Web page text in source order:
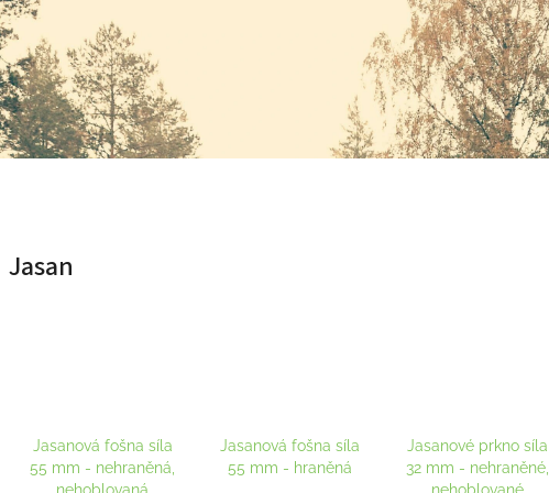
Jasan
Jasanová fošna síla
55 mm - nehraněná,
Jasanová fošna síla
55 mm - hraněná
Jasanové prkno síla
32 mm - nehraněné,